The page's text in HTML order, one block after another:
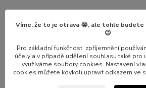
Související zboží 7
Víme, že to je otrava 😭, ale tohle
😉
Pro základní funkčnost, zpříjemnění
účely a v případě udělení souhlasu také pro
využíváme soubory cookies. Nastavení
cookies můžete kdykoli upravit odkazem ve